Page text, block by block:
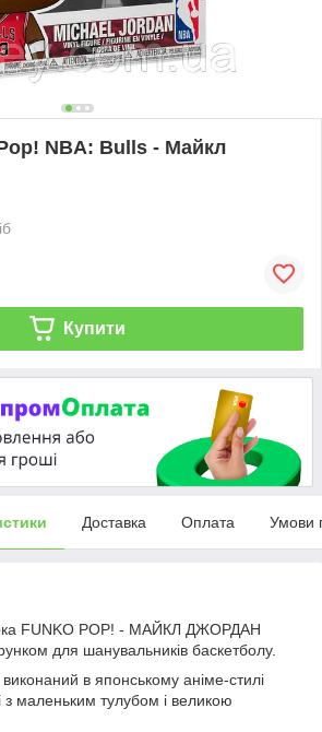
NBA: Bulls - Майкл
Купити
Доставка Оплата Умови
FUNKO POP! - МАЙКЛ ДЖОРДАН
для шанувальників баскетболу.
в японському аніме-стилі
з маленьким тулубом і великою